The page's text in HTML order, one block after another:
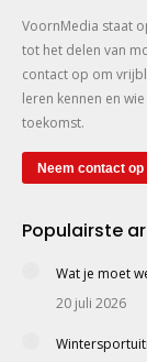
VoornMedia staat
tot het delen van
contact op om
leren kennen en
toekomst.
Neem contact op
Populairste
Wat je moet
20 juli 2026